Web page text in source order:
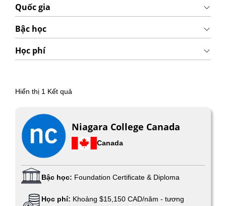
Quốc gia
Bậc học
Học phí
Hiển thị 1 Kết quả
Niagara College Canada
Canada
Bậc học: Foundation Certificate & Diploma
Học phí: Khoảng $15,150 CAD/năm - tương